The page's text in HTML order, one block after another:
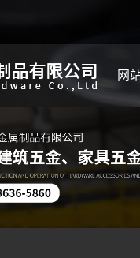
网